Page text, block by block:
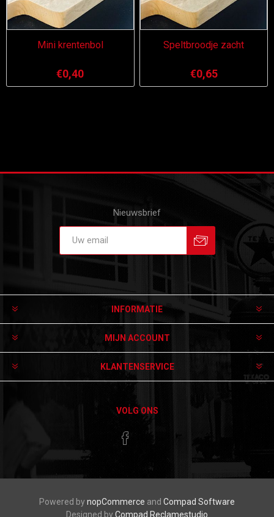
Mini krentenbol
€0,40
Speltbroodje zacht
€0,65
Nieuwsbrief
INFORMATIE
MIJN ACCOUNT
KLANTENSERVICE
VOLG ONS
Powered bynopCommerce and Compad Software
Designed byCompad Reclamestudio